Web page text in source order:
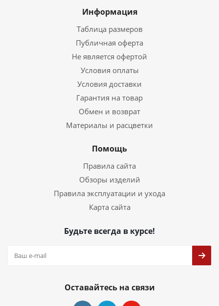
Информация
Таблица размеров
Публичная оферта
Не является офертой
Условия оплаты
Условия доставки
Гарантия на товар
Обмен и возврат
Материалы и расцветки
Помощь
Правила сайта
Обзоры изделий
Правила эксплуатации и ухода
Карта сайта
Будьте всегда в курсе!
Оставайтесь на связи